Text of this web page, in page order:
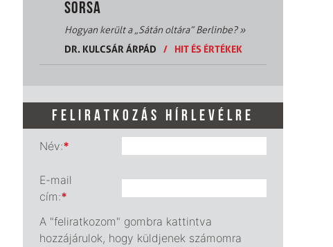
SORSA
Hogyan került a „Sátán oltára” Berlinbe?»
DR. KULCSÁR ÁRPÁD
/ HIT ÉS ÉRTÉKEK
FELIRATKOZÁS HÍRLEVÉLRE
Név:*
E-mail
cím:*
A "feliratkozom" gombra kattintva
hozzájárulok, hogy küldjenek számomra